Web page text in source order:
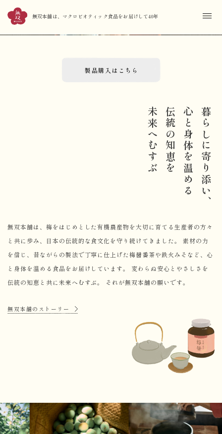
無双本舗は、マクロビオティック食品をお届けして40年
製品購入はこちら
暮らしに寄り添い、
心と身体を温める
伝統の知恵を
未来へむすぶ
無双本舗は、梅をはじめとした有機農産物を大切に育てる生産者の方々
と共に歩み、日本の伝統的な食文化を守り続けてきました。
素材の力
を信じ、昔ながらの製法で丁寧に仕上げた梅醤番茶や鉄火みそなど、心
と身体を温める食品をお届けしています。
変わらぬ安心とやさしさを
伝統の知恵と共に未来へむすぶ。
それが無双本舗の願いです。
無双本舗のストーリー